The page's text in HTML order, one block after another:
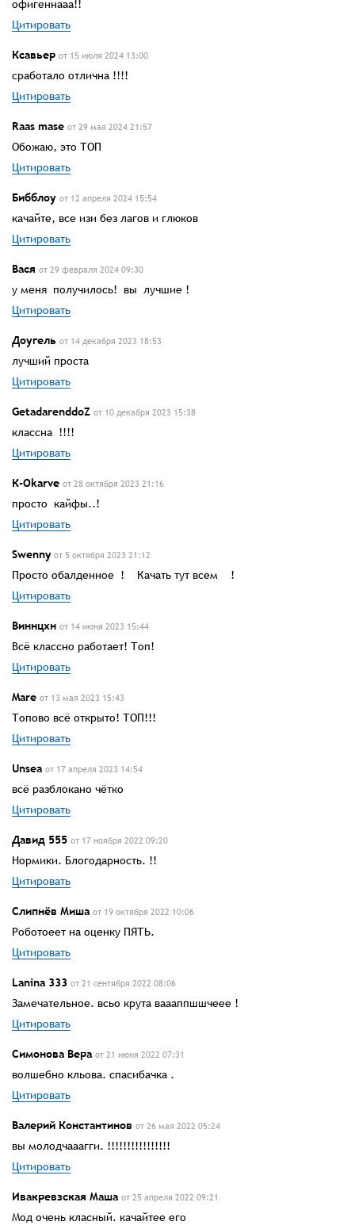
офигеннааа!!
Цитировать
Ксавьер от 15 июля 2024 13:00
сработало отлична !!!!
Цитировать
Rааs mase от 29 мая 2024 21:57
Обожаю, это ТОП
Цитировать
Бибблоу от 12 апреля 2024 15:54
качайте, все изи без лагов и глюков
Цитировать
Вася от 29 февраля 2024 09:30
у меня получилось! вы лучшие !
Цитировать
Доугель от 14 декабря 2023 18:53
лучший проста
Цитировать
GetadarenddoZ от 10 декабря 2023 15:38
классна !!!!
Цитировать
К-Okarve от 28 октября 2023 21:16
просто кайфы..!
Цитировать
Swenny от 5 октября 2023 21:12
Просто обалденное ! Качать тут всем !
Цитировать
Виннцхн от 14 июня 2023 15:44
Всё классно работает! Топ!
Цитировать
Mare от 13 мая 2023 15:43
Топово всё открыто! ТОП!!!
Цитировать
Unsea от 17 апреля 2023 14:54
всё разблокано чётко
Цитировать
Давид 555 от 17 ноября 2022 09:20
Нормики. Блогодарность. !!
Цитировать
Слипнёв Миша от 19 октября 2022 10:06
Роботоеет на оценку ПЯТЬ.
Цитировать
Lanina 333 от 21 сентября 2022 08:06
Замечательное. всьо крута ваааппшшчеее !
Цитировать
Симонова Вера от 21 июня 2022 07:31
волшебно кльова. спасибачка .
Цитировать
Валерий Константинов от 26 мая 2022 05:24
вы молодчааагги. !!!!!!!!!!!!!!!!
Цитировать
Ивакревзская Маша от 25 апреля 2022 09:21
Мод очень класный. качайтее его